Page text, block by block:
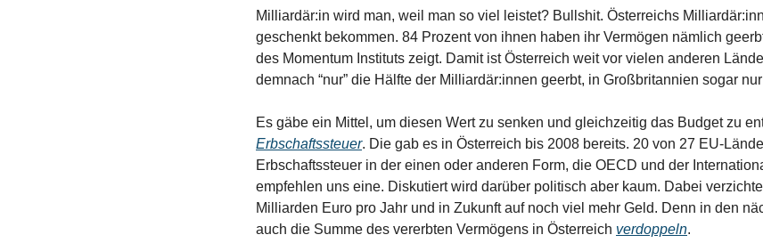
Milliardär:in wird man, weil man so viel leistet? Bullshit. Österreichs
geschenkt bekommen. 84 Prozent von ihnen haben ihr Vermögen nämlich
des Momentum Instituts zeigt. Damit ist Österreich weit vor vielen anderen
demnach “nur” die Hälfte der Milliardär:innen geerbt, in Großbritannien sogar
Erbschaftssteuer. Die gab es in Österreich bis 2008 bereits. 20 von 27 EU-
Erbschaftssteuer in der einen oder anderen Form, die OECD und der
empfehlen uns eine. Diskutiert wird darüber politisch aber kaum. Dabei
Milliarden Euro pro Jahr und in Zukunft auf noch viel mehr Geld. Denn in den
auch die Summe des vererbten Vermögens in Österreich verdoppeln.